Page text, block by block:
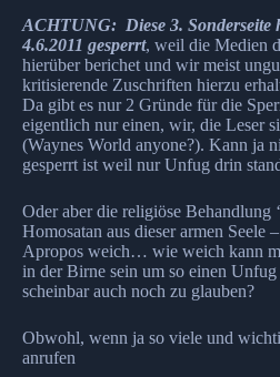
ACHTUNG: Diese 3. Sonderseite
4.6.2011 gesperrt, weil die Medien
hierüber berichet und wir meist
kritisierende Zuschriften hierzu
Da gibt es nur 2 Gründe für die
eigentlich nur einen, wir, die Leser
(Waynes World anyone?). Kann ja
gesperrt ist weil nur Unfug drin
Oder aber die religiöse Behandlung
Homosatan aus dieser armen Seele
Apropos weich… wie weich kann
in der Birne sein um so einen
scheinbar auch noch zu glauben?
Obwohl, wenn ja so viele und
anrufen